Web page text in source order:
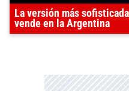
La versión más
vende en la Argentina